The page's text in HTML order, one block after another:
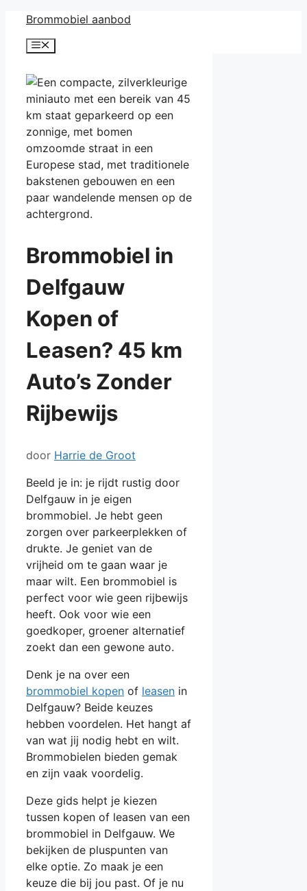
naar
Brommobiel aanbod
Menu
Brommobiel in
Delfgauw
Kopen of
Leasen? 45 km
Auto’s Zonder
Rijbewijs
door Harrie de Groot
Beeld je in: je rijdt rustig door
Delfgauw in je eigen
brommobiel. Je hebt geen
zorgen over parkeerplekken of
drukte. Je geniet van de
vrijheid om te gaan waar je
maar wilt. Een brommobiel is
perfect voor wie geen rijbewijs
heeft. Ook voor wie een
goedkoper, groener alternatief
zoekt dan een gewone auto.
Denk je na over een
brommobiel kopen of leasen in
Delfgauw? Beide keuzes
hebben voordelen. Het hangt af
van wat jij nodig hebt en wilt.
Brommobielen bieden gemak
en zijn vaak voordelig.
Deze gids helpt je kiezen
tussen kopen of leasen van een
brommobiel in Delfgauw. We
bekijken de pluspunten van
elke optie. Zo maak je een
keuze die bij jou past. Of je nu